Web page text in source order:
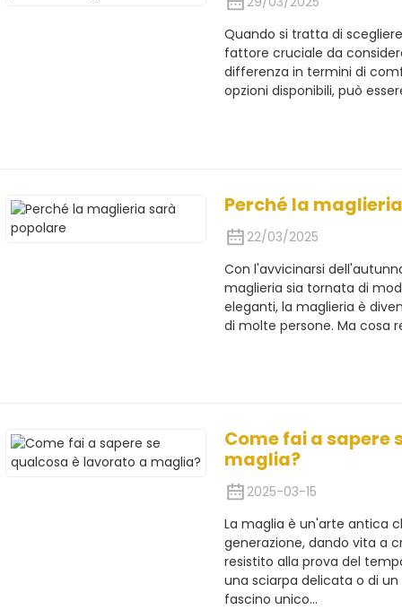
Quando si tratta di
fattore cruciale da
differenza in termini di
opzioni disponibili, può
Perché la
22/03/2025
Con l'avvicinarsi
maglieria sia tornata di
eleganti, la maglieria è
di molte persone. Ma cosa
Come fai a sapere
maglia?
2025-03-15
La maglia è un'arte antica
generazione, dando vita a
resistito alla prova del
una sciarpa delicata o di
fascino unico...